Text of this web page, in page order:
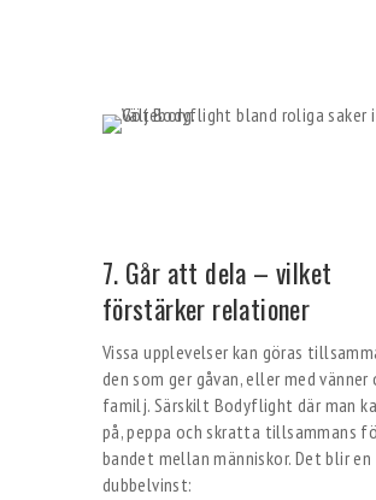
7. Går att dela – vilket
förstärker relationer
Vissa upplevelser kan göras
den som ger gåvan, eller med vänner
familj. Särskilt Bodyflight där man
på, peppa och skratta tillsammans
bandet mellan människor. Det blir en
dubbelvinst: